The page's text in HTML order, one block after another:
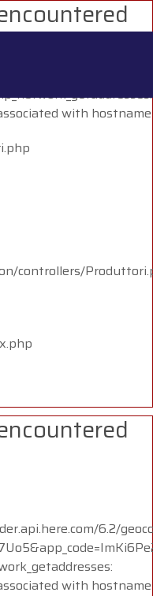
with hostname
controllers/
6.2/
with hostname